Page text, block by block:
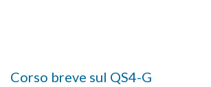
Corso breve sul QS4-G